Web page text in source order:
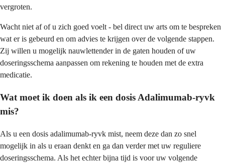
vergroten.
Wacht niet af of u zich goed voelt - bel direct uw arts om te bespreken
wat er is gebeurd en om advies te krijgen over de volgende stappen.
Zij willen u mogelijk nauwlettender in de gaten houden of uw
doseringsschema aanpassen om rekening te houden met de extra
medicatie.
Wat moet ik doen als ik een dosis Adalimumab-ryvk
mis?
Als u een dosis adalimumab-ryvk mist, neem deze dan zo snel
mogelijk in als u eraan denkt en ga dan verder met uw reguliere
doseringsschema. Als het echter bijna tijd is voor uw volgende